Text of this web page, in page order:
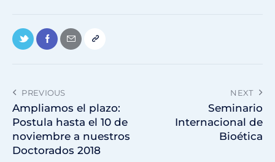
PREVIOUS
Ampliamos el plazo:
Postula hasta el 10 de
noviembre a nuestros
Doctorados 2018
NEXT
Seminario
Internacional de
Bioética